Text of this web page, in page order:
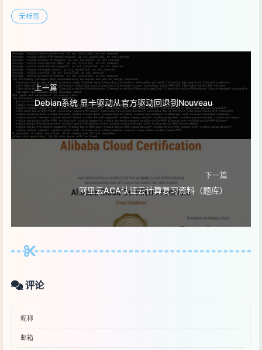
无标签
上一篇
Debian系统 显卡驱动从官方驱动回退到Nouveau
下一篇
阿里云ACA认证云计算复习资料（题库）
评论